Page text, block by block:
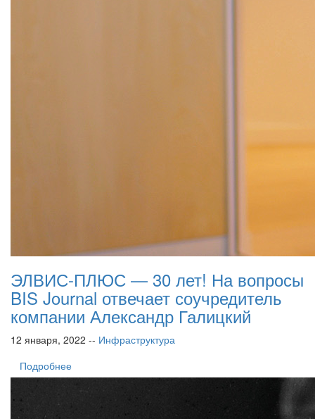
ЭЛВИС-ПЛЮС — ​30 лет! На вопросы
BIS Journal отвечает соучредитель
компании Александр Галицкий
12 января, 2022 -- Инфраструктура
Подробнее